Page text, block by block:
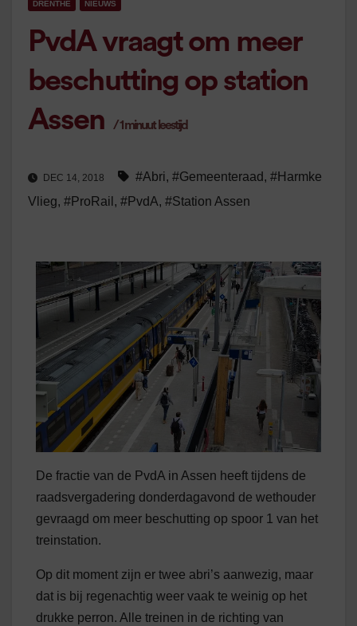
DRENTHE NIEUWS
PvdA vraagt om meer
beschutting op station
Assen
/1 minuut leestijd
DEC 14, 2018 #Abri, #Gemeenteraad , #Harmke
Vlieg, #ProRail , #PvdA, #Station Assen
De fractie van de PvdA in Assen heeft tijdens de
raadsvergadering donderdagavond de wethouder
gevraagd om meer beschutting op spoor 1 van het
treinstation.
Op dit moment zijn er twee abri’s aanwezig, maar
dat is bij regenachtig weer vaak te weinig op het
drukke perron. Alle treinen in de richting van